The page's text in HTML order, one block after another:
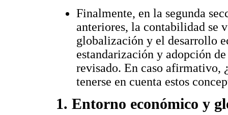
Finalmente, en la segunda
anteriores, la contabilidad se
globalización y el desarrollo
estandarización y adopción
revisado. En caso afirmativo,
tenerse en cuenta estos
1. Entorno económico y